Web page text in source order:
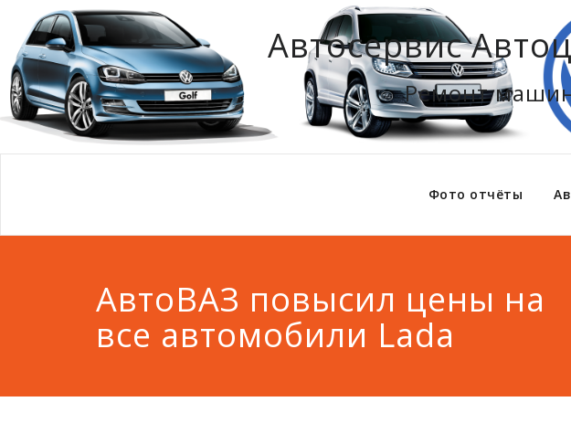
Автосервис
Ремонт
Фото отчёты
АвтоВАЗ повысил цены на
все автомобили Lada